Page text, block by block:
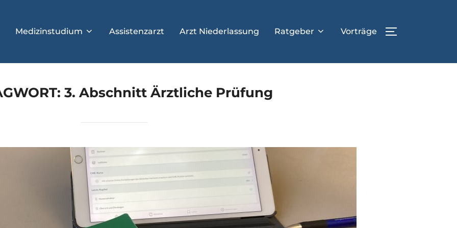
Medizinstudium Assistenzarzt Arzt Niederlassung Ratgeber Vorträge
3. Abschnitt Ärztliche Prüfung